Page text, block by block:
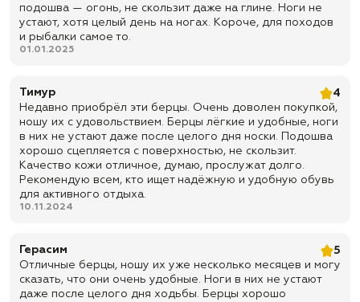
✅ Верх: натуральная кожа «Замш» + 100% хлопок плотностью 350 г/
м²
✅ Подкладка: без подкладки
✅ Стелька: кожкартон + КПЖ + металлический супинатор
✅ Подносок и задник: усиленные, из термопластического материала
✅ Подошва: каучук повышенной износостойкости,
маслобензостойкая, температурный режим до ±50 °C
✅ Метод крепления подошвы: клеевой
✅ Высота: 21 см
✅ Назначение: летние облегченные берцы для службы, охраны,
активной носки, полевых условий, туризма, рыбалки, охоты,
страйкбола, пейнтбола, СВО и повседневного использования
✅ Доставка по всей России
подошва — огонь, не скользит даже на глине. Ноги не
устают, хотя целый день на ногах. Короче, для походов
и рыбалки самое то.
01.01.2025
Тимур
4
Недавно приобрёл эти берцы. Очень доволен покупкой,
ношу их с удовольствием. Берцы лёгкие и удобные, ноги
в них не устают даже после целого дня носки. Подошва
хорошо сцепляется с поверхностью, не скользит.
Качество кожи отличное, думаю, прослужат долго.
Рекомендую всем, кто ищет надёжную и удобную обувь
для активного отдыха.
10.11.2024
Герасим
5
Отличные берцы, ношу их уже несколько месяцев и могу
сказать, что они очень удобные. Ноги в них не устают
даже после целого дня ходьбы. Берцы хорошо